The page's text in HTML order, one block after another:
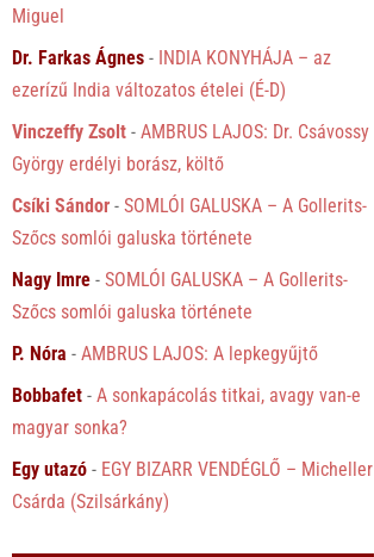
Miguel
Dr. Farkas Ágnes - INDIA KONYHÁJA – az
ezerízű India változatos ételei (É-D)
Vinczeffy Zsolt -AMBRUS LAJOS: Dr. Csávossy
György erdélyi borász, költő
Csíki Sándor -SOMLÓI GALUSKA – A Gollerits-
Szőcs somlói galuska története
Nagy Imre -SOMLÓI GALUSKA – A Gollerits-
Szőcs somlói galuska története
P. Nóra -AMBRUS LAJOS: A lepkegyűjtő
Bobbafet -A sonkapácolás titkai, avagy van-e
magyar sonka?
Egy utazó - EGY BIZARR VENDÉGLŐ – Micheller
Csárda (Szilsárkány)